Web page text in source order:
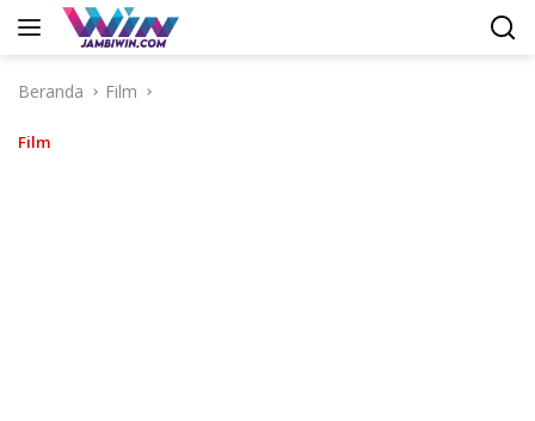
Langsung
Beranda
Film
Film